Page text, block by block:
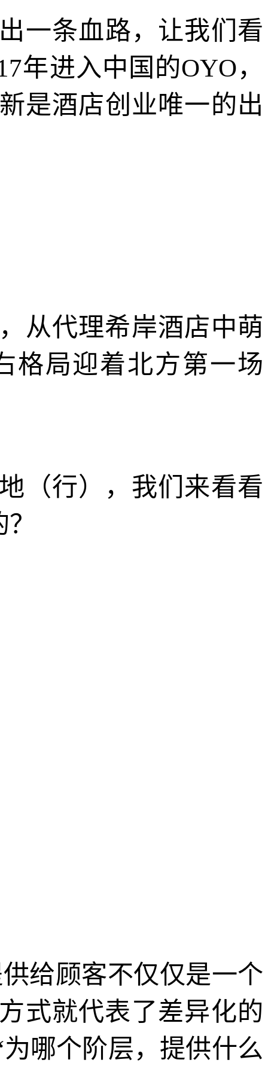
一条血路，让我们看
年进入中国的OYO，
是酒店创业唯一的出
从代理希岸酒店中萌
格局迎着北方第一场
（行），我们来看看
给顾客不仅仅是一个
式就代表了差异化的
哪个阶层，提供什么